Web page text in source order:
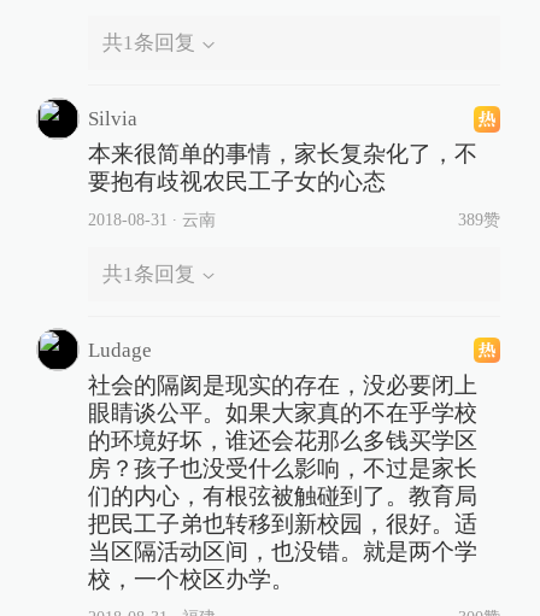
共1条回复
Silvia
本来很简单的事情，家长复杂化了，不
要抱有歧视农民工子女的心态
2018-08-31 ∙ 云南 389赞
共1条回复
Ludage
社会的隔阂是现实的存在，没必要闭上
眼睛谈公平。如果大家真的不在乎学校
的环境好坏，谁还会花那么多钱买学区
房？孩子也没受什么影响，不过是家长
们的内心，有根弦被触碰到了。教育局
把民工子弟也转移到新校园，很好。适
当区隔活动区间，也没错。就是两个学
校，一个校区办学。